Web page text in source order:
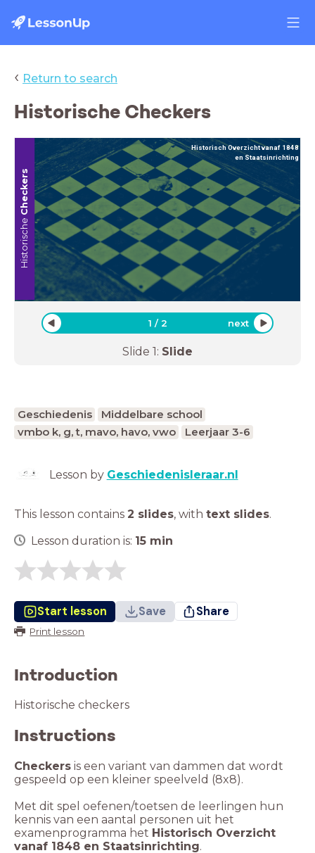
‹ Return to search
Historische Checkers
Historische
Checkers
Historisch Overzicht vanaf 1848
en Staatsinrichting
1 /2 next
Slide 1: Slide
Geschiedenis
Middelbare school
vmbo k, g, t, mavo, havo, vwo
Leerjaar 3-6
Lesson by Geschiedenisleraar.nl
This lesson contains 2 slides, with text slides.
Lesson duration is: 15 min
Start lesson Save Share
Print lesson
Introduction
Historische checkers
Instructions
Checkers is een variant van dammen dat wordt
gespeeld op een kleiner speelveld (8x8).
Met dit spel oefenen/toetsen de leerlingen hun
kennis van een aantal personen uit het
examenprogramma het Historisch Overzicht
vanaf 1848 en Staatsinrichting.